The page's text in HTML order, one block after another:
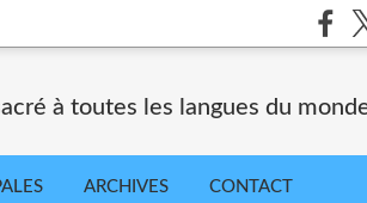
à toutes les langues du
ARCHIVES CONTACT